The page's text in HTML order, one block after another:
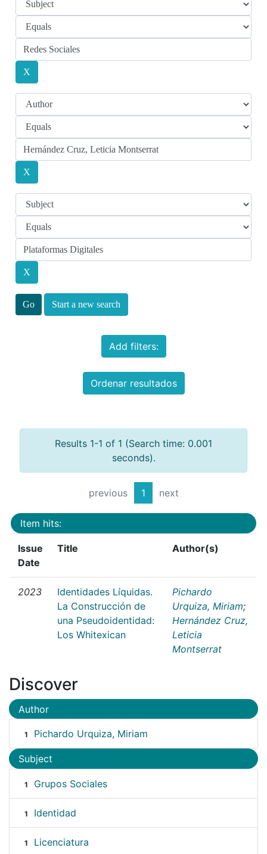
Start a new search
Add filters:
Ordenar resultados
Results 1-1 of 1 (Search time: 0.001
seconds).
previous 1 next
Item hits:
Issue
Date
Title Author(s)
2023
Identidades Líquidas.
La Construcción de
una Pseudoidentidad:
Los Whitexican
Pichardo
Urquiza, Miriam;
Hernández Cruz,
Leticia
Montserrat
Discover
Author
1 Pichardo Urquiza, Miriam
Subject
1 Grupos Sociales
1 Identidad
1 Licenciatura